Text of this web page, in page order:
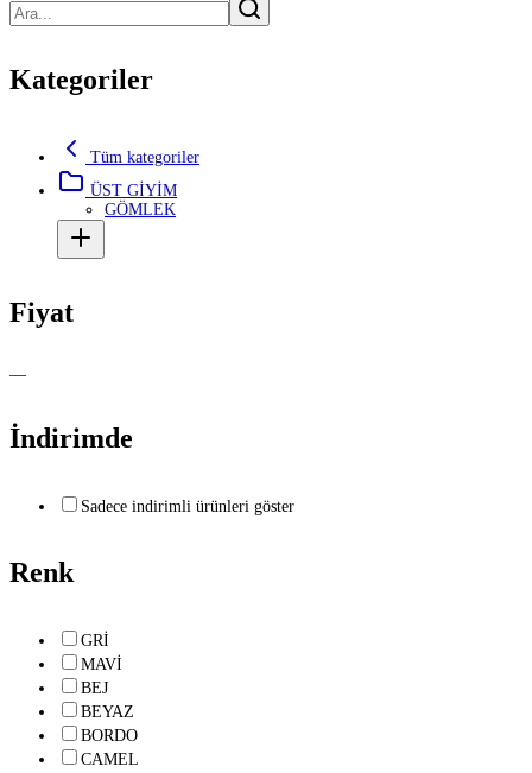
Kategoriler
Tüm kategoriler
ÜST GİYİM
GÖMLEK
Fiyat
—
İndirimde
Sadece indirimli ürünleri göster
Renk
GRİ
MAVİ
BEJ
BEYAZ
BORDO
CAMEL